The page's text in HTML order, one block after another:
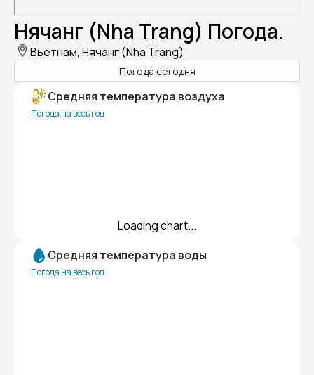
Нячанг (Nha Trang) Погода.
Вьетнам, Нячанг (Nha Trang)
Погода сегодня
Средняя температура воздуха
Погода на весь год
Loading chart...
Средняя температура воды
Погода на весь год